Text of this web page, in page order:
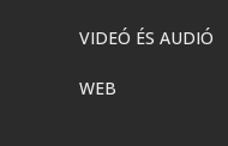
VIDEÓ ÉS AUDIÓ
WEB